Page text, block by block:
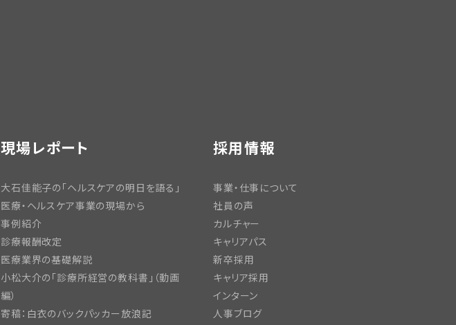
現場レポート
大石佳能子の「ヘルスケアの明日を語る」
医療・ヘルスケア事業の現場から
事例紹介
診療報酬改定
医療業界の基礎解説
小松大介の「診療所経営の教科書」（動画
編）
寄稿：白衣のバックパッカー放浪記
採用情報
事業・仕事について
社員の声
カルチャー
キャリアパス
新卒採用
キャリア採用
インターン
人事ブログ